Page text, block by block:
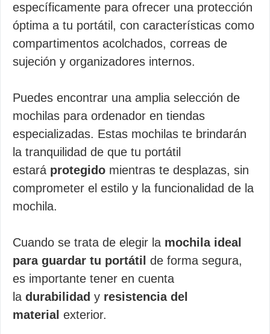
específicamente para ofrecer una protección
óptima a tu portátil, con características como
compartimentos acolchados, correas de
sujeción y organizadores internos.
Puedes encontrar una amplia selección de
mochilas para ordenador en tiendas
especializadas. Estas mochilas te brindarán
la tranquilidad de que tu portátil
estará protegido mientras te desplazas, sin
comprometer el estilo y la funcionalidad de la
mochila.
Cuando se trata de elegir la mochila ideal
para guardar tu portátil de forma segura,
es importante tener en cuenta
la durabilidad y resistencia del
material exterior.